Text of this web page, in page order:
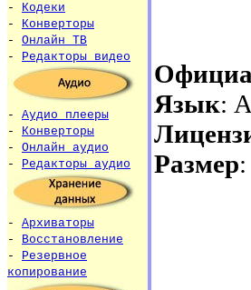
- Кодеки
- Конверторы
- Онлайн ТВ
- Редакторы видео
- Аудио плееры
- Конверторы
- Онлайн аудио
- Редакторы аудио
- Архиваторы
- Восстановление
- Резервное
копирование
Язык:
Размер